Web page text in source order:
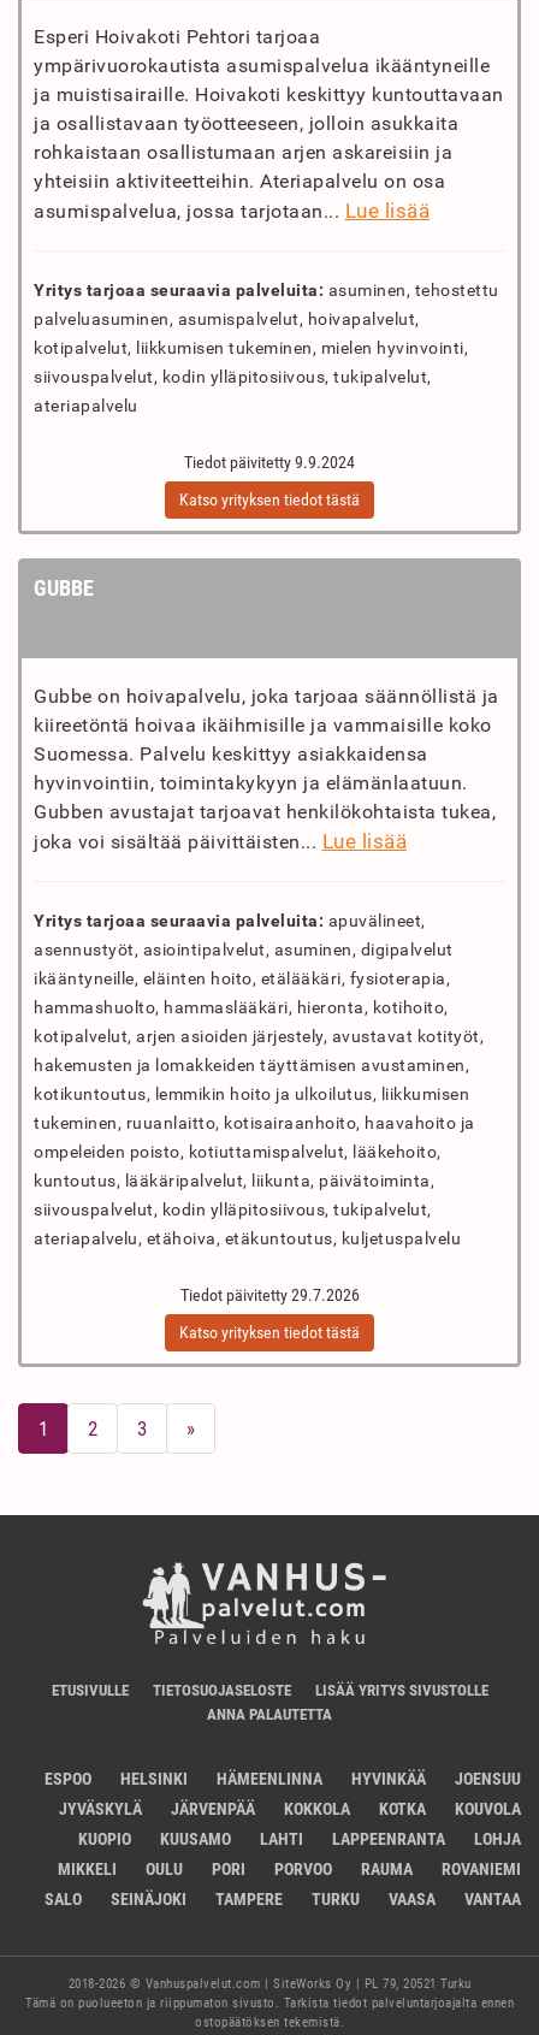
Esperi Hoivakoti Pehtori tarjoaa
ympärivuorokautista asumispalvelua ikääntyneille
ja muistisairaille. Hoivakoti keskittyy kuntouttavaan
ja osallistavaan työotteeseen, jolloin asukkaita
rohkaistaan osallistumaan arjen askareisiin ja
yhteisiin aktiviteetteihin. Ateriapalvelu on osa
asumispalvelua, jossa tarjotaan... Lue lisää
Yritys tarjoaa seuraavia palveluita: asuminen, tehostettu
palveluasuminen, asumispalvelut, hoivapalvelut,
kotipalvelut, liikkumisen tukeminen, mielen hyvinvointi,
siivouspalvelut, kodin ylläpitosiivous, tukipalvelut,
ateriapalvelu
Tiedot päivitetty 9.9.2024
Katso yrityksen tiedot tästä
GUBBE
Gubbe on hoivapalvelu, joka tarjoaa säännöllistä ja
kiireetöntä hoivaa ikäihmisille ja vammaisille koko
Suomessa. Palvelu keskittyy asiakkaidensa
hyvinvointiin, toimintakykyyn ja elämänlaatuun.
Gubben avustajat tarjoavat henkilökohtaista tukea,
joka voi sisältää päivittäisten... Lue lisää
Yritys tarjoaa seuraavia palveluita: apuvälineet,
asennustyöt, asiointipalvelut, asuminen, digipalvelut
ikääntyneille, eläinten hoito, etälääkäri, fysioterapia,
hammashuolto, hammaslääkäri, hieronta, kotihoito,
kotipalvelut, arjen asioiden järjestely, avustavat kotityöt,
hakemusten ja lomakkeiden täyttämisen avustaminen,
kotikuntoutus, lemmikin hoito ja ulkoilutus, liikkumisen
tukeminen, ruuanlaitto, kotisairaanhoito, haavahoito ja
ompeleiden poisto, kotiuttamispalvelut, lääkehoito,
kuntoutus, lääkäripalvelut, liikunta, päivätoiminta,
siivouspalvelut, kodin ylläpitosiivous, tukipalvelut,
ateriapalvelu, etähoiva, etäkuntoutus, kuljetuspalvelu
Tiedot päivitetty 29.7.2026
Katso yrityksen tiedot tästä
1 2 3 »
ETUSIVULLE TIETOSUOJASELOSTE
LISÄÄ YRITYS SIVUSTOLLE
ANNA PALAUTETTA
ESPOO HELSINKI HÄMEENLINNA HYVINKÄÄ
JOENSUU
JYVÄSKYLÄ
JÄRVENPÄÄ KOKKOLA KOTKA
KOUVOLA
KUOPIO
KUUSAMO LAHTI LAPPEENRANTA
LOHJA
MIKKELI
OULU PORI PORVOO RAUMA
ROVANIEMI
SALO
SEINÄJOKI TAMPERE TURKU VAASA VANTAA
2018-2026 © Vanhuspalvelut.com | SiteWorks Oy | PL 79, 20521 Turku
Tämä on puolueeton ja riippumaton sivusto. Tarkista tiedot palveluntarjoajalta ennen
ostopäätöksen tekemistä.